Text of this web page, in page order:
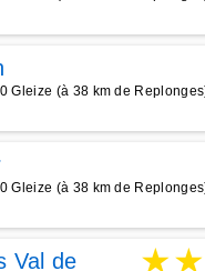
Gleize (à 38 km de
Gleize (à 38 km de
Val de ★★